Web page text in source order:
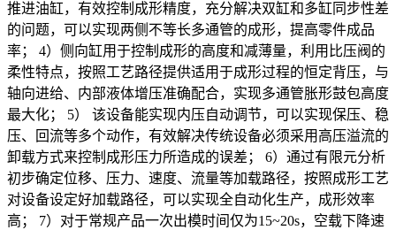
推进油缸，有效控制成形精度，充分解决双缸和多缸同步性差
的问题，可以实现两侧不等长多通管的成形，提高零件成品
率； 4）侧向缸用于控制成形的高度和减薄量，利用比压阀的
柔性特点，按照工艺路径提供适用于成形过程的恒定背压，与
轴向进给、内部液体增压准确配合，实现多通管胀形鼓包高度
最大化； 5） 该设备能实现内压自动调节，可以实现保压、稳
压、回流等多个动作，有效解决传统设备必须采用高压溢流的
卸载方式来控制成形压力所造成的误差； 6）通过有限元分析
初步确定位移、压力、速度、流量等加载路径，按照成形工艺
对设备设定好加载路径，可以实现全自动化生产，成形效率
高； 7）对于常规产品一次出模时间仅为15~20s，空载下降速